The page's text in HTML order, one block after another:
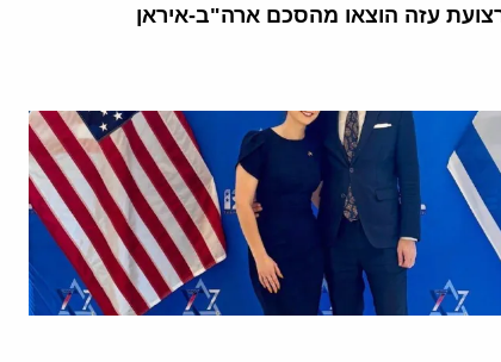
עזה הוצאו מהסכם ארה"ב-איראן